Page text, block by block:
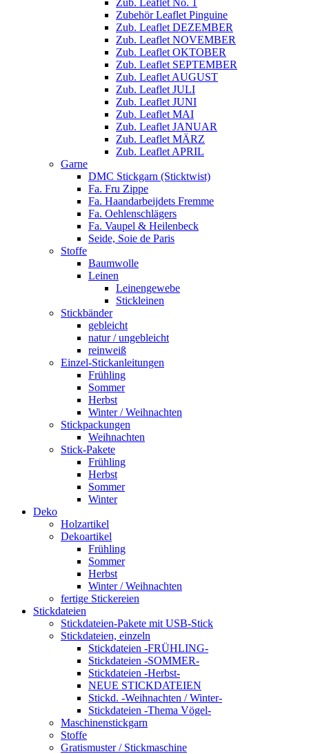
Zubehör Leaflet Pinguine
Zub. Leaflet DEZEMBER
Zub. Leaflet NOVEMBER
Zub. Leaflet OKTOBER
Zub. Leaflet SEPTEMBER
Zub. Leaflet AUGUST
Zub. Leaflet JULI
Zub. Leaflet JUNI
Zub. Leaflet MAI
Zub. Leaflet JANUAR
Zub. Leaflet MÄRZ
Zub. Leaflet APRIL
Garne
DMC Stickgarn (Sticktwist)
Fa. Fru Zippe
Fa. Haandarbeijdets Fremme
Fa. Oehlenschlägers
Fa. Vaupel & Heilenbeck
Seide, Soie de Paris
Stoffe
Baumwolle
Leinen
Leinengewebe
Stickleinen
Stickbänder
gebleicht
natur / ungebleicht
reinweiß
Einzel-Stickanleitungen
Frühling
Sommer
Herbst
Winter / Weihnachten
Stickpackungen
Weihnachten
Stick-Pakete
Frühling
Herbst
Sommer
Winter
Deko
Holzartikel
Dekoartikel
Frühling
Sommer
Herbst
Winter / Weihnachten
fertige Stickereien
Stickdateien
Stickdateien-Pakete mit USB-Stick
Stickdateien, einzeln
Stickdateien -FRÜHLING-
Stickdateien -SOMMER-
Stickdateien -Herbst-
NEUE STICKDATEIEN
Stickd. -Weihnachten / Winter-
Stickdateien -Thema Vögel-
Maschinenstickgarn
Stoffe
Gratismuster / Stickmaschine